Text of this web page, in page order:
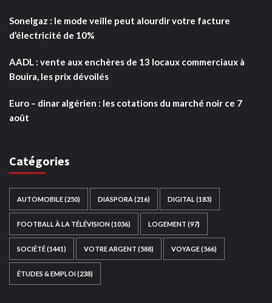
Sonelgaz : le mode veille peut alourdir votre facture
d’électricité de 10%
AADL : vente aux enchères de 13 locaux commerciaux à
Bouira, les prix dévoilés
Euro – dinar algérien : les cotations du marché noir ce 7
août
Catégories
AUTOMOBILE(250) DIASPORA (216) DIGITAL (183)
FOOTBALL À LA TÉLÉVISION(1036) LOGEMENT (97)
SOCIÉTÉ(1441) VOTRE ARGENT (588) VOYAGE(566)
ÉTUDES & EMPLOI(238)